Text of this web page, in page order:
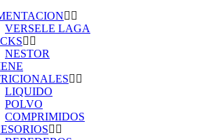
VERSELE LAGA
NESTOR
LIQUIDO
POLVO
COMPRIMIDOS